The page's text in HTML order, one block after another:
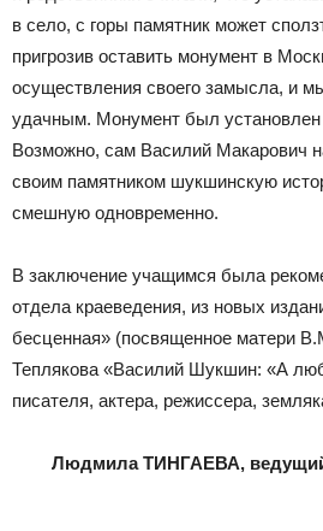
в село, с горы памятник может
пригрозив оставить монумент в
осуществления своего замысла, и
удачным. Монумент был установлен
Возможно, сам Василий Макарович
своим памятником шукшинскую
смешную одновременно.
В заключение учащимся была
отдела краеведения, из новых
бесценная» (посвященное матери
Теплякова «Василий Шукшин: «А
писателя, актера, режиссера,
Людмила ТИНГАЕВА, ведущий